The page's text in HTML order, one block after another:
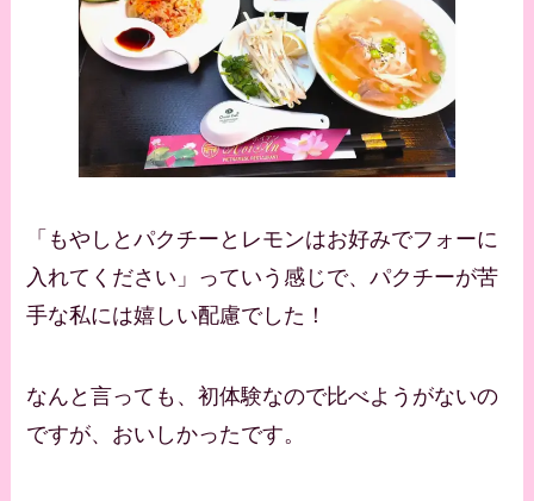
「もやしとパクチーとレモンはお好みでフォーに
入れてください」っていう感じで、パクチーが苦
手な私には嬉しい配慮でした！
なんと言っても、初体験なので比べようがないの
ですが、おいしかったです。